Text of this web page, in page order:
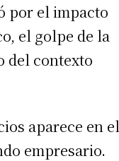
por el impacto
el golpe de la
del contexto
aparece en el
empresario.